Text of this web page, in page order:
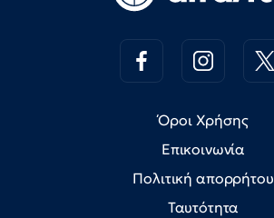
Όροι Χρήσης
Επικοινωνία
Πολιτική απορρήτου
Ταυτότητα